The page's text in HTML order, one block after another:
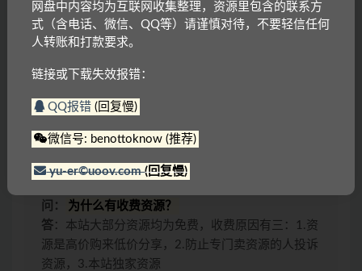
目前因技术问题，暂不支持移动设备访问，
支付完成后，下载位置一般在右上角，显示
强烈建议：虽然本站提供免登录下载服务，
登录后再进行购买和下载操作
有偿反馈：如遇到本站资源失效的情况，加
站长联系方式进行问题反馈可免费获取任意
一个自选资源
问：
为什么有收费资源？
答 ：本站大部分资源均为免费，收费原因有三：1.资
源是高价购来低价分享，2.防止专门卖资源的人投诉
资源，3.本站独家资源
网盘中内容均为互联网收集整理，资源里包含的联系方
式（含电话、微信、QQ等）请谨慎对待，不要轻信任何
人转账和打款要求。
链接或下载失效报错：
QQ报错(回复慢)
微信号: benottoknow (推荐)
yu-er©uoov.com(回复慢)